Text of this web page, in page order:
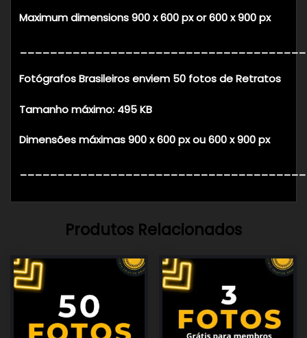
Maximum dimensions 900 x 600 px or 600 x 900 px
Fotógrafos Brasileiros enviem 50 fotos de Retratos
Tamanho máximo: 495 KB
Dimensões máximas 900 x 600 px ou 600 x 900 px
Produtos Relacionados